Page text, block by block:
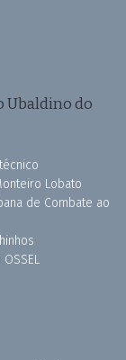
Ubaldino do
Lobato
de Combate ao